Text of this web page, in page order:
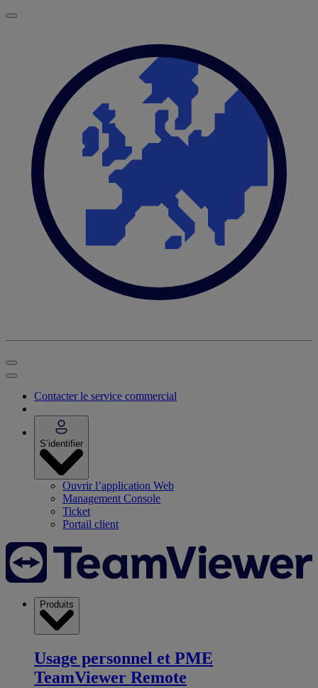
Contacter le service commercial
S’identifier
Ouvrir l’application Web
Management Console
Ticket
Portail client
Produits
Usage personnel et PME
TeamViewer Remote